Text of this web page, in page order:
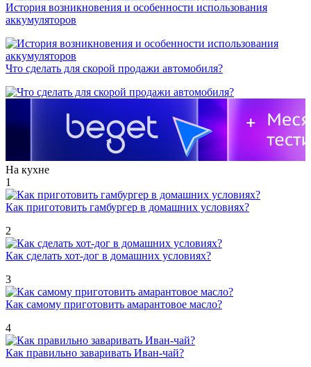
История возникновения и особенности использования
аккумуляторов
Что сделать для скорой продажи автомобиля?
На кухне
1
Как приготовить гамбургер в домашних условиях?
2
Как сделать хот-дог в домашних условиях?
3
Как самому приготовить амарантовое масло?
4
Как правильно заваривать Иван-чай?